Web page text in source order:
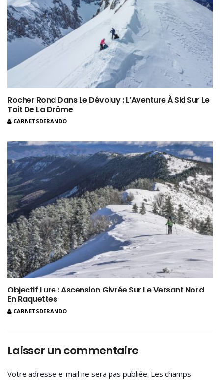
Rocher Rond Dans Le Dévoluy : L’Aventure À Ski Sur Le
Toit De La Drôme
CARNETSDERANDO
Objectif Lure : Ascension Givrée Sur Le Versant Nord
En Raquettes
CARNETSDERANDO
Laisser un commentaire
Votre adresse e-mail ne sera pas publiée. Les champs